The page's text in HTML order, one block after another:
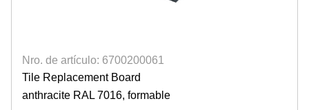
Nro. de artículo: 6700200061
Tile Replacement Board
anthracite RAL 7016, formable